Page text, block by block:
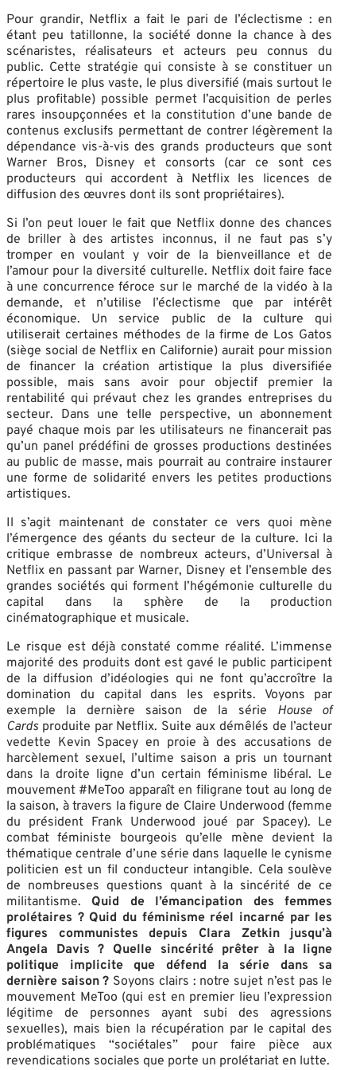
Pour grandir, Netflix a fait le pari de l’éclectisme : en
étant peu tatillonne, la société donne la chance à des
scénaristes, réalisateurs et acteurs peu connus du
public. Cette stratégie qui consiste à se constituer un
répertoire le plus vaste, le plus diversifié (mais surtout le
plus profitable) possible permet l’acquisition de perles
rares insoupçonnées et la constitution d’une bande de
contenus exclusifs permettant de contrer légèrement la
dépendance vis-à-vis des grands producteurs que sont
Warner Bros, Disney et consorts (car ce sont ces
producteurs qui accordent à Netflix les licences de
diffusion des œuvres dont ils sont propriétaires).
Si l’on peut louer le fait que Netflix donne des chances
de briller à des artistes inconnus, il ne faut pas s’y
tromper en voulant y voir de la bienveillance et de
l’amour pour la diversité culturelle. Netflix doit faire face
à une concurrence féroce sur le marché de la vidéo à la
demande, et n’utilise l’éclectisme que par intérêt
économique. Un service public de la culture qui
utiliserait certaines méthodes de la firme de Los Gatos
(siège social de Netflix en Californie) aurait pour mission
de financer la création artistique la plus diversifiée
possible, mais sans avoir pour objectif premier la
rentabilité qui prévaut chez les grandes entreprises du
secteur. Dans une telle perspective, un abonnement
payé chaque mois par les utilisateurs ne financerait pas
qu’un panel prédéfini de grosses productions destinées
au public de masse, mais pourrait au contraire instaurer
une forme de solidarité envers les petites productions
artistiques.
Il s’agit maintenant de constater ce vers quoi mène
l’émergence des géants du secteur de la culture. Ici la
critique embrasse de nombreux acteurs, d’Universal à
Netflix en passant par Warner, Disney et l’ensemble des
grandes sociétés qui forment l’hégémonie culturelle du
capital dans la sphère de la production
cinématographique et musicale.
Le risque est déjà constaté comme réalité. L’immense
majorité des produits dont est gavé le public participent
de la diffusion d’idéologies qui ne font qu’accroître la
domination du capital dans les esprits. Voyons par
exemple la dernière saison de la série House of
Cards produite par Netflix. Suite aux démêlés de l’acteur
vedette Kevin Spacey en proie à des accusations de
harcèlement sexuel, l’ultime saison a pris un tournant
dans la droite ligne d’un certain féminisme libéral. Le
mouvement #MeToo apparaît en filigrane tout au long de
la saison, à travers la figure de Claire Underwood (femme
du président Frank Underwood joué par Spacey). Le
combat féministe bourgeois qu’elle mène devient la
thématique centrale d’une série dans laquelle le cynisme
politicien est un fil conducteur intangible. Cela soulève
de nombreuses questions quant à la sincérité de ce
militantisme. Quid de l’émancipation des femmes
prolétaires ? Quid du féminisme réel incarné par les
figures communistes depuis Clara Zetkin jusqu’à
Angela Davis ? Quelle sincérité prêter à la ligne
politique implicite que défend la série dans sa
dernière saison ? Soyons clairs : notre sujet n’est pas le
mouvement MeToo (qui est en premier lieu l’expression
légitime de personnes ayant subi des agressions
sexuelles), mais bien la récupération par le capital des
problématiques “sociétales” pour faire pièce aux
revendications sociales que porte un prolétariat en lutte.